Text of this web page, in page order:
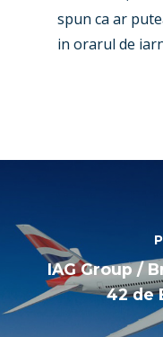
spun ca ar
in orarul de
IAG Group /
42 de